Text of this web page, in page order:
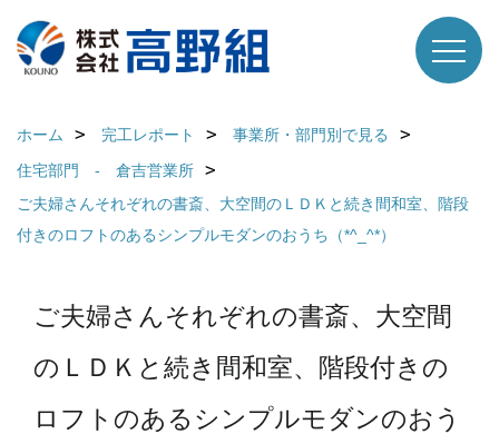
ホーム 完工レポート
事業所・部門別で見る
住宅部門 - 倉吉営業所
ご夫婦さんそれぞれの書斎、大空間のＬＤＫと続き間和室、階段
付きのロフトのあるシンプルモダンのおうち（*^_^*）
ご夫婦さんそれぞれの書斎、大空間
のＬＤＫと続き間和室、階段付きの
ロフトのあるシンプルモダンのおう